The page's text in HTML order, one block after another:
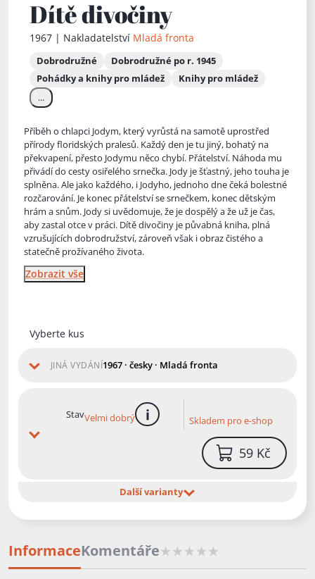
Dítě divočiny
1967 | Nakladatelství Mladá fronta
Dobrodružné
Dobrodružné po r. 1945
Pohádky a knihy pro mládež
Knihy pro mládež
...
Příběh o chlapci Jodym, který vyrůstá na samotě uprostřed
přírody floridských pralesů. Každý den je tu jiný, bohatý na
překvapení, přesto Jodymu něco chybí. Přátelství. Náhoda mu
přivádí do cesty osiřelého srnečka. Jody je šťastný, jeho touha je
splněna. Ale jako každého, i Jodyho, jednoho dne čeká bolestné
rozčarování. Je konec přátelství se srnečkem, konec dětským
hrám a snům. Jody si uvědomuje, že je dospělý a že už je čas,
aby zastal otce v práci. Dítě divočiny je půvabná kniha, plná
vzrušujících dobrodružství, zároveň však i obraz čistého a
statečně prožívaného života.
Zobrazit vše
Vyberte kus
JINÁ VYDÁNÍ1967 · česky · Mladá fronta
StavVelmi dobrý více informacíSkladem pro e-shop
59 Kč
Další varianty
InformaceKomentáře